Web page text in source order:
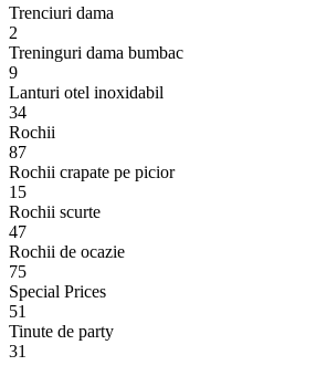
Trenciuri dama
2
Treninguri dama bumbac
9
Lanturi otel inoxidabil
34
Rochii
87
Rochii crapate pe picior
15
Rochii scurte
47
Rochii de ocazie
75
Special Prices
51
Tinute de party
31